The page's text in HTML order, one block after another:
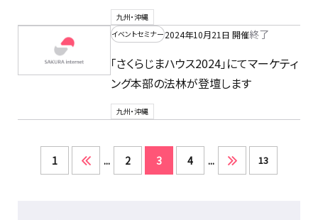
九州・沖縄
イベントセミナー2024年10月21日 開催終了
「さくらじまハウス2024」にてマーケティ
ング本部の法林が登壇します
九州・沖縄
1 ... 2 3 4 ... 13